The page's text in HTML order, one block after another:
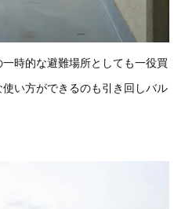
時的な避難場所としても一役買
い方ができるのも引き回しバル